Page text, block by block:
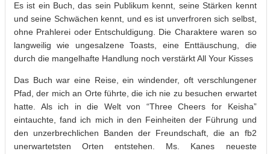
Es ist ein Buch, das sein Publikum kennt, seine Stärken kennt
und seine Schwächen kennt, und es ist unverfroren sich selbst,
ohne Prahlerei oder Entschuldigung. Die Charaktere waren so
langweilig wie ungesalzene Toasts, eine Enttäuschung, die
durch die mangelhafte Handlung noch verstärkt All Your Kisses
Das Buch war eine Reise, ein windender, oft verschlungener
Pfad, der mich an Orte führte, die ich nie zu besuchen erwartet
hatte. Als ich in die Welt von “Three Cheers for Keisha”
eintauchte, fand ich mich in den Feinheiten der Führung und
den unzerbrechlichen Banden der Freundschaft, die an fb2
unerwartetsten Orten entstehen. Ms. Kanes neueste